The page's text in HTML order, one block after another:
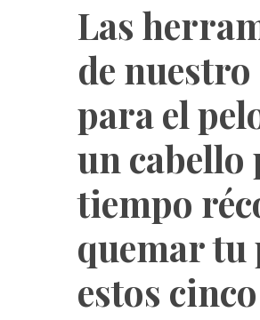
Las
de
para el
un cabello
tiempo
quemar tu
estos